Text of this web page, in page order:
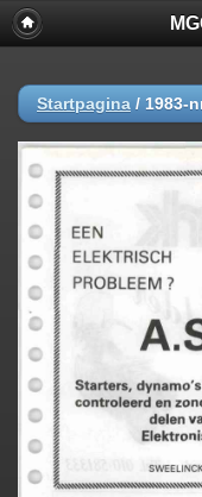
Startpagina / 1983-